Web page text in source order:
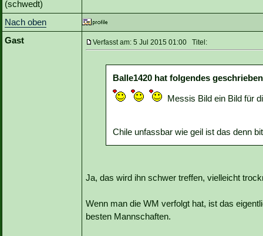
(schwedt)
Nach oben
Gast
Verfasst am: 5 Jul 2015 01:00 Titel:
Balle1420 hat folgendes
Messis Bild ein Bild für
Chile unfassbar wie geil ist das denn
Ja, das wird ihn schwer treffen, vielleicht
Wenn man die WM verfolgt hat, ist das
besten Mannschaften.